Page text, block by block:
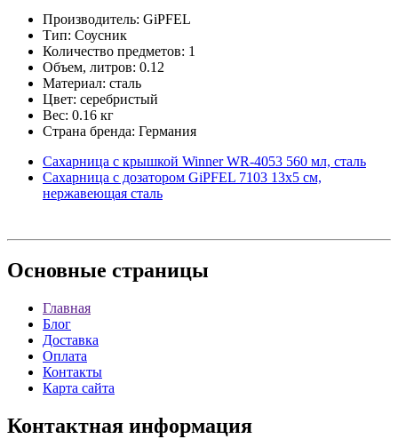
Производитель: GiPFEL
Тип: Соусник
Количество предметов: 1
Объем, литров: 0.12
Материал: сталь
Цвет: серебристый
Вес: 0.16 кг
Страна бренда: Германия
Сахарница с крышкой Winner WR-4053 560 мл, сталь
Сахарница с дозатором GiPFEL 7103 13х5 см,
нержавеющая сталь
Основные страницы
Главная
Блог
Доставка
Оплата
Контакты
Карта сайта
Контактная информация